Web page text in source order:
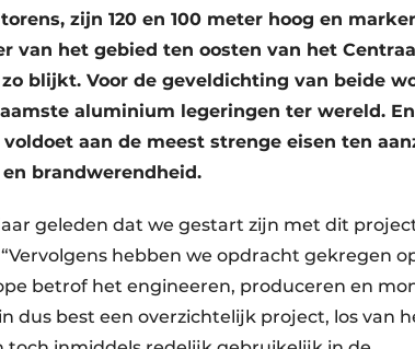
zijn 120 en 100 meter hoog en
van het gebied ten oosten van het
blijkt. Voor de geveldichting van beide
aluminium legeringen ter wereld.
voldoet aan de meest strenge eisen ten
brandwerendheid.
geleden dat we gestart zijn met dit
hebben we opdracht gekregen
betrof het engineeren, produceren en
dus best een overzichtelijk project, los van